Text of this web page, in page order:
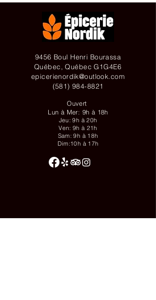
9456 Boul Henri Bourassa
Québec, Québec G1G4E6
epicerienordik@outlook.com
(581) 984-8821
Ouvert
Lun à Mer: 9h à 18h
Jeu: 9h à 20h
Ven: 9h à 21h
Sam: 9h à 18h
Dim:10h à 17h